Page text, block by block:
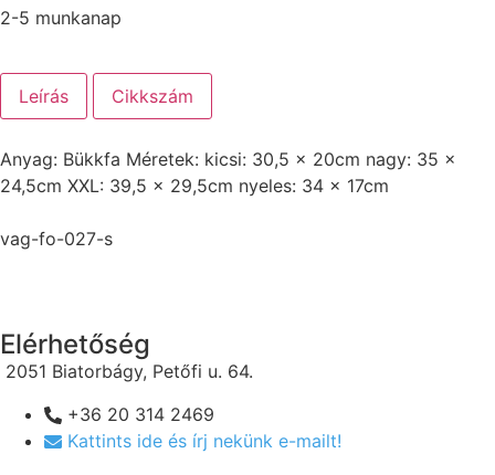
2-5 munkanap
Leírás Cikkszám
Anyag: Bükkfa Méretek: kicsi: 30,5 x 20cm nagy: 35 x
24,5cm XXL: 39,5 x 29,5cm nyeles: 34 x 17cm
vag-fo-027-s
Elérhetőség
2051 Biatorbágy, Petőfi u. 64.
+36 20 314 2469
Kattints ide és írj nekünk e-mailt!